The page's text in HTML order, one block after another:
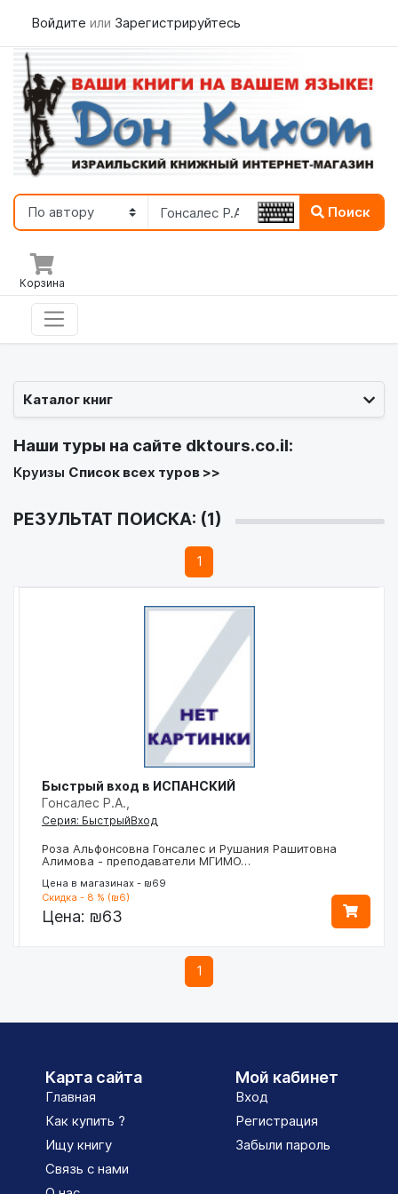
Войдите или Зарегистрируйтесь
Поиск
Корзина
Каталог книг
Наши туры на сайте dktours.co.il:
Круизы Список всех туров >>
РЕЗУЛЬТАТ ПОИСКА: (1)
1
Быстрый вход в ИСПАНСКИЙ
Гонсалес Р.А.,
Серия: БыстрыйВход
Роза Альфонсовна Гонсалес и Рушания Рашитовна
Алимова - преподаватели МГИМО…
Цена в магазинах - ₪69
Скидка - 8 % (₪6)
Цена: ₪63
1
Карта сайта
Главная
Как купить ?
Ищу книгу
Связь с нами
Мой кабинет
Вход
Регистрация
Забыли пароль